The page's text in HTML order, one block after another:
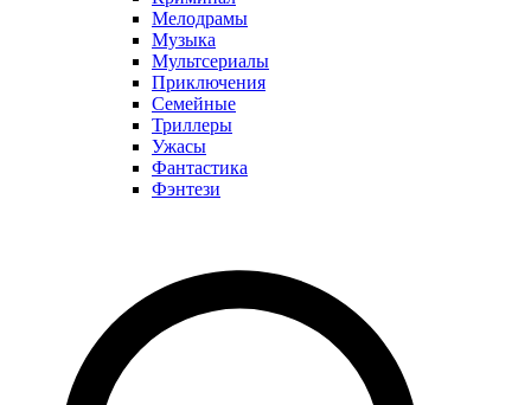
Мелодрамы
Музыка
Мультсериалы
Приключения
Семейные
Триллеры
Ужасы
Фантастика
Фэнтези